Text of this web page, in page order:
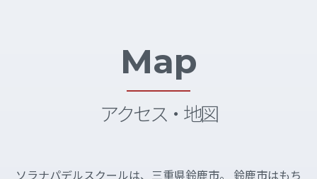
Map
アクセス・地図
ソラナパデルスクールは、三重県鈴鹿市。 鈴鹿市はもち